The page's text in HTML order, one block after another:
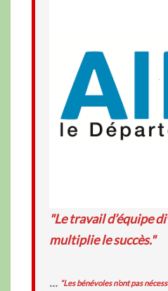
"Le travail d’équipe
multiplie le succès."
... “Les bénévoles n’ont pas